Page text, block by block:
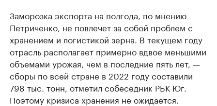
Заморозка экспорта на полгода, по мнению
Петриченко, не повлечет за собой проблем с
хранением и логистикой зерна. В текущем году
отрасль располагает примерно вдвое меньшими
объемами урожая, чем в последние пять лет, —
сборы по всей стране в 2022 году составили
798 тыс. тонн, отметил собеседник РБК Юг.
Поэтому кризиса хранения не ожидается.